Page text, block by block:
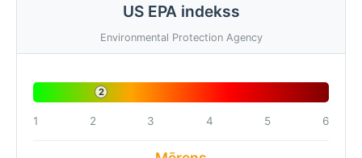
US EPA indekss
Environmental Protection Agency
2
1 2 3 4 5 6